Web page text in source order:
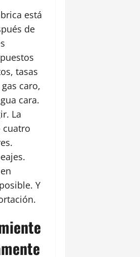
está
de
tasas
caro,
cara.
La
cuatro
Y